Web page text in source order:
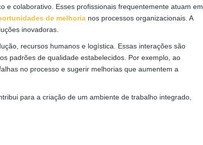
e colaborativo. Esses profissionais frequentemente atuam em
de melhoria nos processos organizacionais. A
inovadoras.
recursos humanos e logística. Essas interações são
padrões de qualidade estabelecidos. Por exemplo, ao
no processo e sugerir melhorias que aumentem a
para a criação de um ambiente de trabalho integrado,